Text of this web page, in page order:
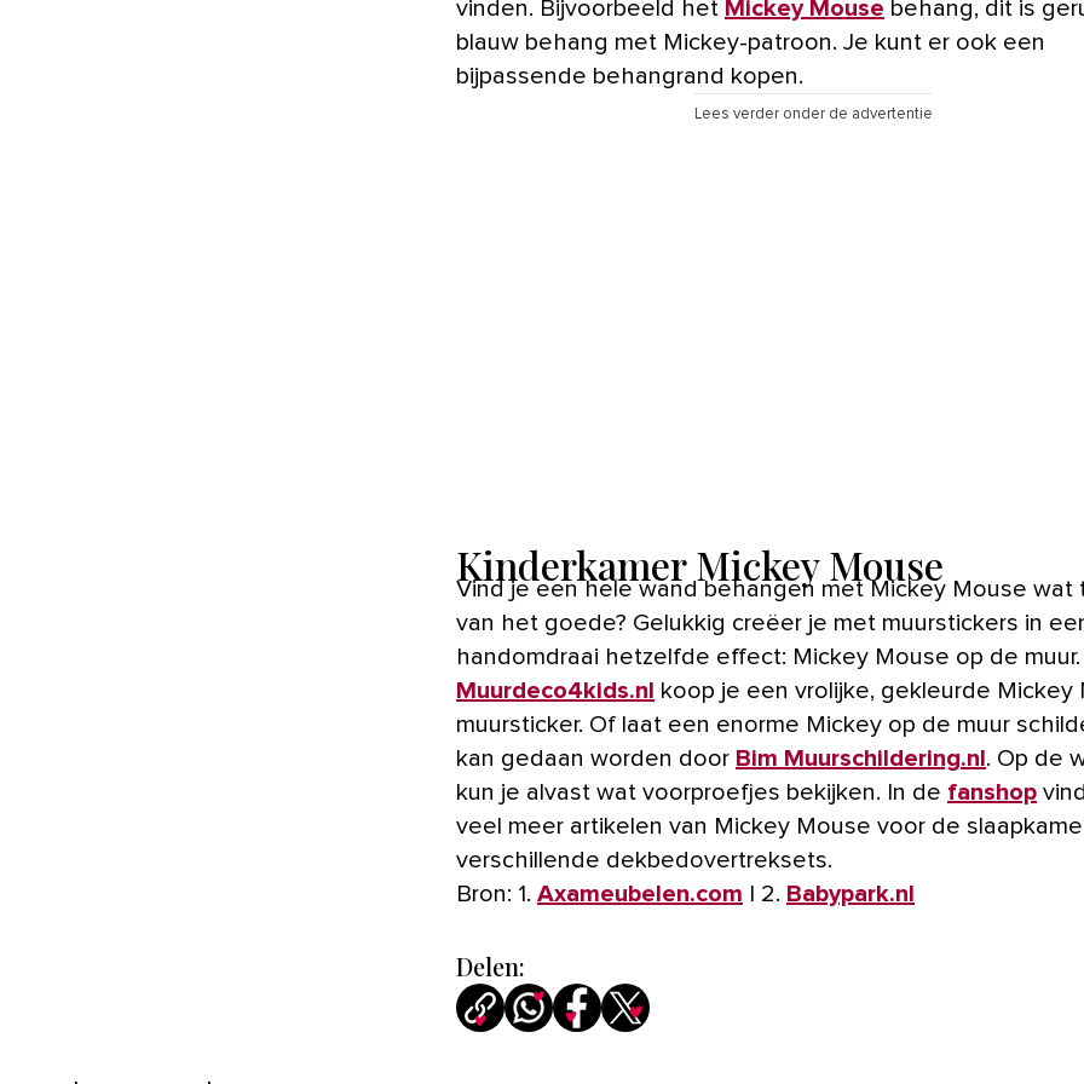
vinden. Bijvoorbeeld het Mickey Mouse behang, dit is
blauw behang met Mickey-patroon. Je kunt er ook een
bijpassende behangrand kopen.
Lees verder onder de advertentie
Kinderkamer Mickey Mouse
Vind je een hele wand behangen met Mickey Mouse wat
van het goede? Gelukkig creëer je met muurstickers in
handomdraai hetzelfde effect: Mickey Mouse op de muur.
Muurdeco4kids.nl
koop je een vrolijke, gekleurde Mickey
muursticker. Of laat een enorme Mickey op de muur
kan gedaan worden door Bim Muurschildering.nl . Op de
kun je alvast wat voorproefjes bekijken. In de fanshop
veel meer artikelen van Mickey Mouse voor de
verschillende dekbedovertreksets.
Bron: 1. Axameubelen.com | 2. Babypark.nl
Delen: